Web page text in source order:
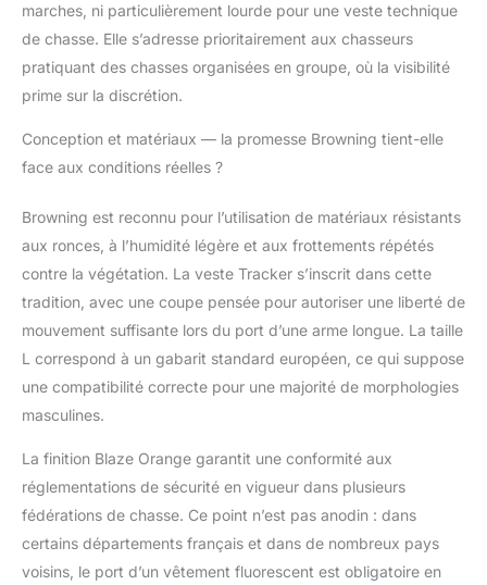
marches, ni particulièrement lourde pour une veste technique
de chasse. Elle s’adresse prioritairement aux chasseurs
pratiquant des chasses organisées en groupe, où la visibilité
prime sur la discrétion.
Conception et matériaux — la promesse Browning tient-elle
face aux conditions réelles ?
Browning est reconnu pour l’utilisation de matériaux résistants
aux ronces, à l’humidité légère et aux frottements répétés
contre la végétation. La veste Tracker s’inscrit dans cette
tradition, avec une coupe pensée pour autoriser une liberté de
mouvement suffisante lors du port d’une arme longue. La taille
L correspond à un gabarit standard européen, ce qui suppose
une compatibilité correcte pour une majorité de morphologies
masculines.
La finition Blaze Orange garantit une conformité aux
réglementations de sécurité en vigueur dans plusieurs
fédérations de chasse. Ce point n’est pas anodin : dans
certains départements français et dans de nombreux pays
voisins, le port d’un vêtement fluorescent est obligatoire en